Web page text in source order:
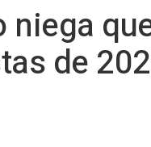
niega
de